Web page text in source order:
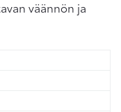
väännön ja